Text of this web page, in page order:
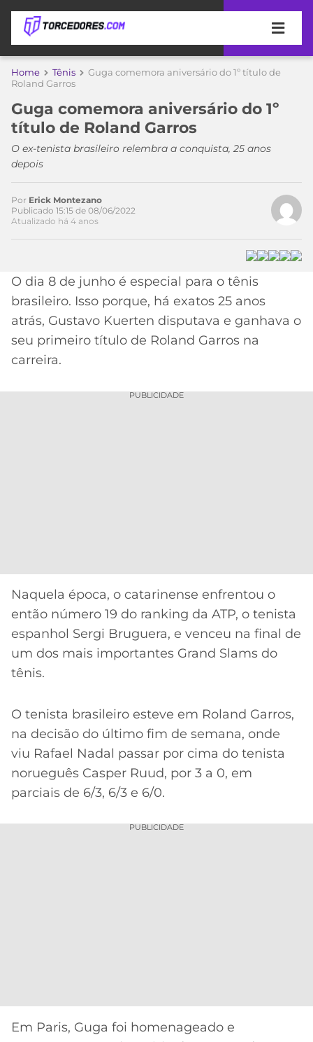
APOSTAS
DE
APOSTA
SITES
DE
APOSTAS
2026
PROMOCIONAL
BETBOOM
CÓDIGO
INDICAÇÃO
ONLINE
MELHORES
CASSINOS
ONLINE
2026
COPA
DO
MUNDO
TIMES
MEU
PALMEIRAS
CORINTHIANS
PAULO
INTERNACIONAL
GRÊMIO
MG
CRUZEIRO
CAMPEONATOS
BRASILEIRÃO
SÉRIE
A
COPA
DOS
CAMPEÕES
LALIGA
MÍDIA
ESPORTIVA
MERCADO
DA
BOLA
Home Tênis
Guga comemora aniversário do 1º título de
Roland Garros
Guga comemora aniversário do 1º
título de Roland Garros
O ex-tenista brasileiro relembra a conquista, 25 anos
depois
Por Erick Montezano
Publicado 15:15 de 08/06/2022
Atualizado há 4 anos
O dia 8 de junho é especial para o tênis
brasileiro. Isso porque, há exatos 25 anos
atrás, Gustavo Kuerten disputava e ganhava o
seu primeiro título de Roland Garros na
carreira.
PUBLICIDADE
Naquela época, o catarinense enfrentou o
então número 19 do ranking da ATP, o tenista
espanhol Sergi Bruguera, e venceu na final de
um dos mais importantes Grand Slams do
tênis.
O tenista brasileiro esteve em Roland Garros,
na decisão do último fim de semana, onde
viu Rafael Nadal passar por cima do tenista
norueguês Casper Ruud, por 3 a 0, em
parciais de 6/3, 6/3 e 6/0.
PUBLICIDADE
Em Paris, Guga foi homenageado e